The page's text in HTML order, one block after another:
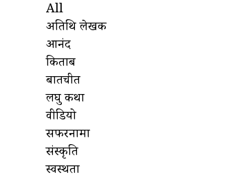
All
अतिथि लेखक
आनंद
किताबें
बातचीत
लघु कथा
वीडियो
सफरनामा
संस्कृति
स्वस्थता